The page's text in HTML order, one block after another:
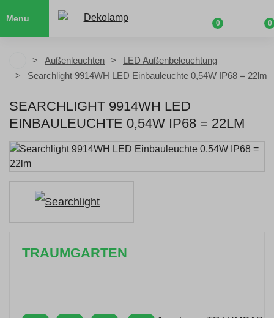
Menu
0 0
Außenleuchten
LED Außenbeleuchtung
Searchlight 9914WH LED Einbauleuchte 0,54W IP68 = 22lm
SEARCHLIGHT 9914WH LED
EINBAULEUCHTE 0,54W IP68 = 22LM
TRAUMGARTEN